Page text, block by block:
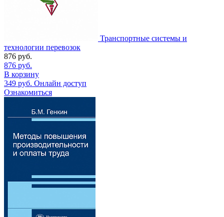
Транспортные системы и
технологии перевозок
876 руб.
876 руб.
В корзину
349 руб. Онлайн доступ
Ознакомиться